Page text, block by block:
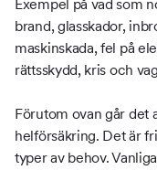
Exempel på vad som
brand, glasskador,
maskinskada, fel på
rättsskydd, kris och
Förutom ovan går det
helförsäkring. Det är
typer av behov.